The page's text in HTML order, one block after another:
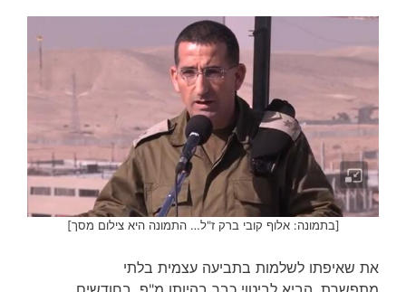
[בתמונה: אלוף קובי ברק ז"ל… התמונה היא צילום מסך]
את שאיפתו לשלמות בתביעה עצמית בלתי